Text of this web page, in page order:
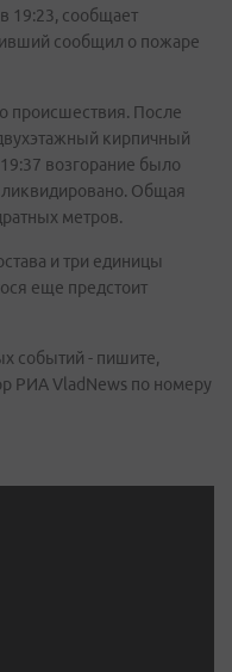
19:23, сообщает
сообщил о пожаре
происшествия. После
кирпичный
возгорание было
ликвидировано. Общая
метров.
и три единицы
еще предстоит
событий - пишите,
РИА VladNews по номеру